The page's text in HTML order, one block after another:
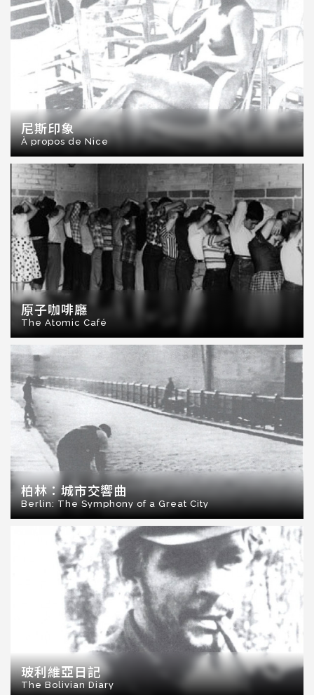
尼斯印象
À propos de Nice
原子咖啡廳
The Atomic Café
柏林：城市交響曲
Berlin: The Symphony of a Great City
玻利維亞日記
The Bolivian Diary